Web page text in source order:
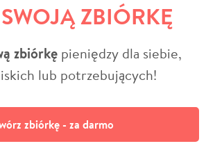
ZBIÓRKĘ
zbiórkę pieniędzy dla siebie,
lub potrzebujących!
zbiórkę - za darmo